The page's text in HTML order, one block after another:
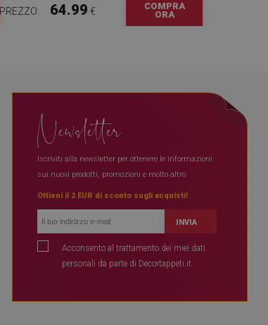
PREZZO: 64.99 €
COMPRA
ORA
Newsletter
Iscriviti alla newsletter per ottenere le informazioni
sui nuovi prodotti, promozioni e molto altro
Ottieni il 2 EUR di sconto sugli acquisti!
INVIA
Acconsento al trattamento dei miei dati
personali da parte di Decortappeti.it